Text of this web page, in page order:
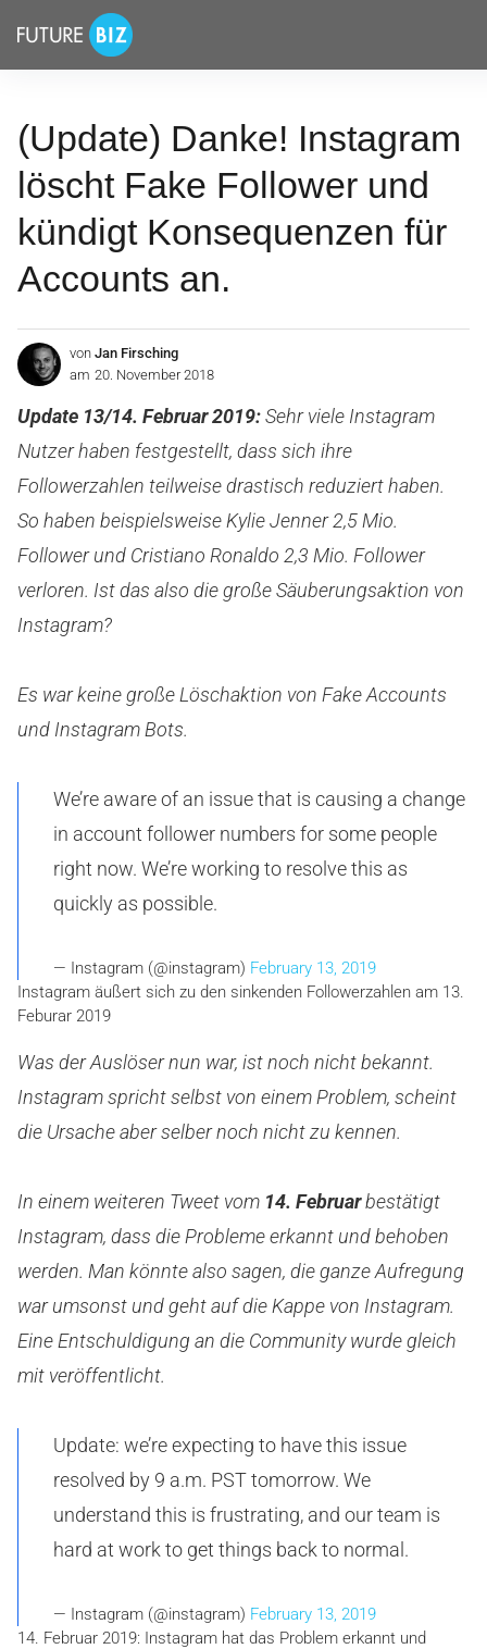
überspringen
FUTUREBIZ
(Update) Danke! Instagram
löscht Fake Follower und
kündigt Konsequenzen für
Accounts an.
von Jan Firsching
am 20. November 2018
Update 13/14. Februar 2019:Sehr viele Instagram
Nutzer haben festgestellt, dass sich ihre
Followerzahlen teilweise drastisch reduziert haben.
So haben beispielsweise Kylie Jenner 2,5 Mio.
Follower und Cristiano Ronaldo 2,3 Mio. Follower
verloren. Ist das also die große Säuberungsaktion von
Instagram?
Es war keine große Löschaktion von Fake Accounts
und Instagram Bots.
We’re aware of an issue that is causing a change
in account follower numbers for some people
right now. We’re working to resolve this as
quickly as possible.
— Instagram (@instagram) February 13, 2019
Instagram äußert sich zu den sinkenden Followerzahlen am 13.
Feburar 2019
Was der Auslöser nun war, ist noch nicht bekannt.
Instagram spricht selbst von einem Problem, scheint
die Ursache aber selber noch nicht zu kennen.
In einem weiteren Tweet vom 14. Februarbestätigt
Instagram, dass die Probleme erkannt und behoben
werden. Man könnte also sagen, die ganze Aufregung
war umsonst und geht auf die Kappe von Instagram.
Eine Entschuldigung an die Community wurde gleich
mit veröffentlicht.
Update: we’re expecting to have this issue
resolved by 9 a.m. PST tomorrow. We
understand this is frustrating, and our team is
hard at work to get things back to normal.
— Instagram (@instagram) February 13, 2019
14. Februar 2019: Instagram hat das Problem erkannt und